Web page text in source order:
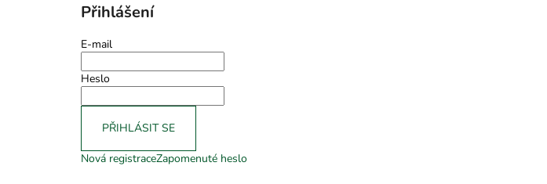
Přihlášení
E-mail
Heslo
PŘIHLÁSIT SE
Nová registraceZapomenuté heslo